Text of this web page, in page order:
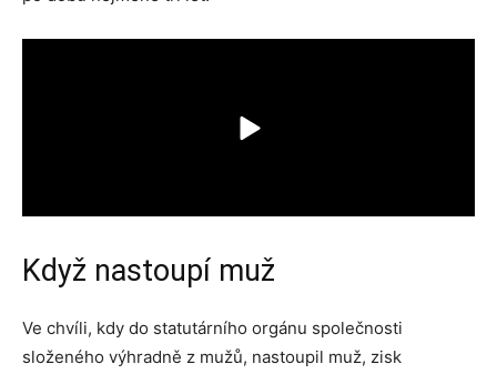
Když nastoupí muž
Ve chvíli, kdy do statutárního orgánu společnosti
složeného výhradně z mužů, nastoupil muž, zisk